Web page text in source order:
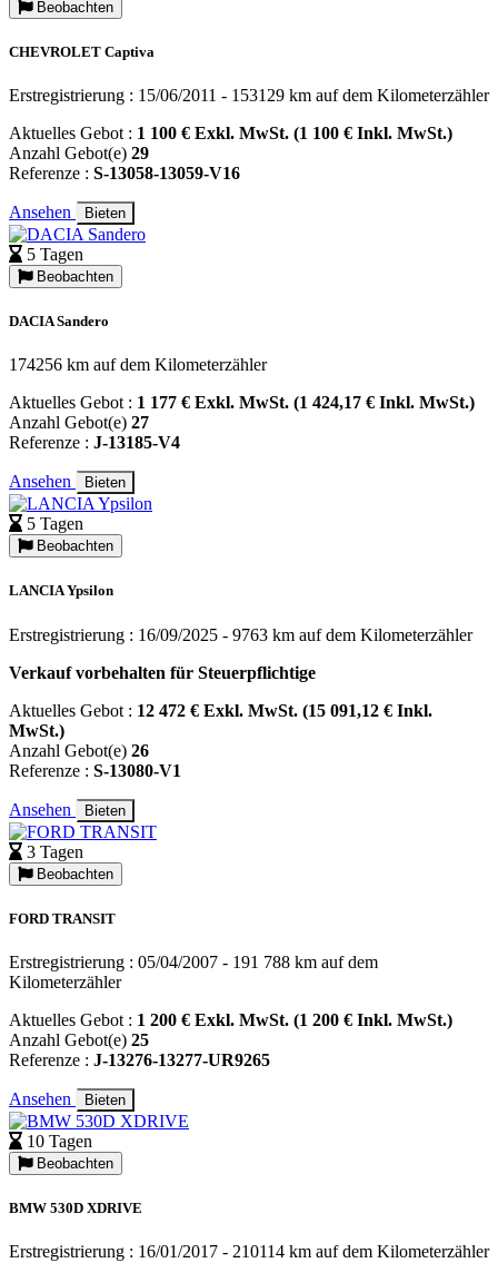
Beobachten
CHEVROLET Captiva
Erstregistrierung : 15/06/2011 - 153129 km auf dem Kilometerzähler
Aktuelles Gebot : 1 100 € Exkl. MwSt. (1 100 € Inkl. MwSt.)
Anzahl Gebot(e) 29
Referenze : S-13058-13059-V16
Ansehen Bieten
5 Tagen
Beobachten
DACIA Sandero
174256 km auf dem Kilometerzähler
Aktuelles Gebot : 1 177 € Exkl. MwSt. (1 424,17 € Inkl. MwSt.)
Anzahl Gebot(e) 27
Referenze : J-13185-V4
Ansehen Bieten
5 Tagen
Beobachten
LANCIA Ypsilon
Erstregistrierung : 16/09/2025 - 9763 km auf dem Kilometerzähler
Verkauf vorbehalten für Steuerpflichtige
Aktuelles Gebot : 12 472 € Exkl. MwSt. (15 091,12 € Inkl.
MwSt.)
Anzahl Gebot(e) 26
Referenze : S-13080-V1
Ansehen Bieten
3 Tagen
Beobachten
FORD TRANSIT
Erstregistrierung : 05/04/2007 - 191 788 km auf dem
Kilometerzähler
Aktuelles Gebot : 1 200 € Exkl. MwSt. (1 200 € Inkl. MwSt.)
Anzahl Gebot(e) 25
Referenze : J-13276-13277-UR9265
Ansehen Bieten
10 Tagen
Beobachten
BMW 530D XDRIVE
Erstregistrierung : 16/01/2017 - 210114 km auf dem Kilometerzähler